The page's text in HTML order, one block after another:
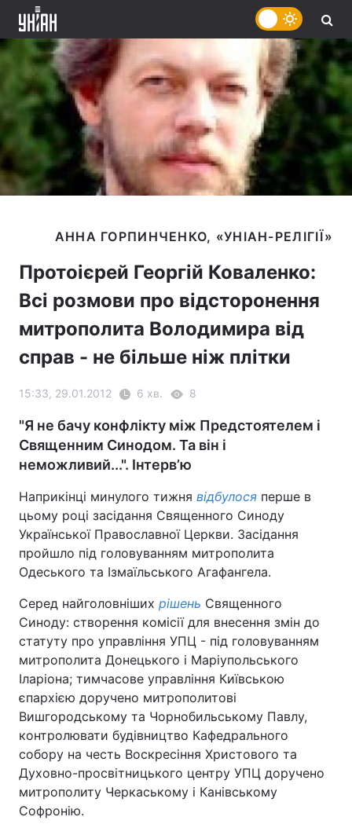
Головна Війна
Україна
Протоієрей Георгій Коваленко:
Всі розмови про відсторонення
митрополита Володимира від
справ - не більше ніж плітки
15:33, 29.01.2012 6 хв. 8
"Я не бачу конфлікту між Предстоятелем і
Священним Синодом. Та він і
неможливий...". Інтерв’ю
Наприкінці минулого тижня відбулося перше в
цьому році засідання Священного Синоду
Української Православної Церкви. Засідання
пройшло під головуванням митрополита
Одеського та Ізмаїльського Агафангела.
Серед найголовніших рішень Священного
Синоду: створення комісії для внесення змін до
статуту про управління УПЦ - під головуванням
митрополита Донецького і Маріупольського
Іларіона; тимчасове управління Київською
єпархією доручено митрополитові
Вишгородському та Чорнобильському Павлу,
контролювати будівництво Кафедрального
собору на честь Воскресіння Христового та
Духовно-просвітницького центру УПЦ доручено
митрополиту Черкаському і Канівському
Софронію.